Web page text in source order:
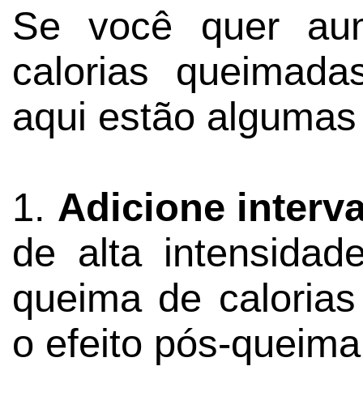
Se você quer
calorias
aqui estão
1. Adicione
de alta
queima de
o efeito pós-